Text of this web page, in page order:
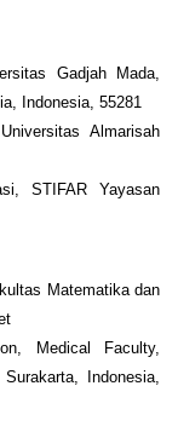
Gadjah Mada,
Indonesia, 55281
Almarisah
STIFAR Yayasan
Matematika dan
Medical Faculty,
Indonesia,